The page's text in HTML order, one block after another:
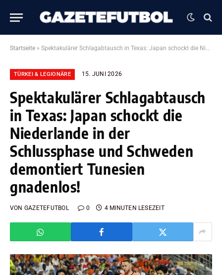
Startseite » Spektakulärer Schlagabtausch in Texas: Japan schockt die Niederlande in der Schlussphase und Schweden demontiert Tunesien gnadenlos!
TÜRKEI & LEGIONÄRE 15. JUNI 2026
Spektakulärer Schlagabtausch
in Texas: Japan schockt die
Niederlande in der
Schlussphase und Schweden
demontiert Tunesien
gnadenlos!
VON GAZETEFUTBOL 0 4 MINUTEN LESEZEIT